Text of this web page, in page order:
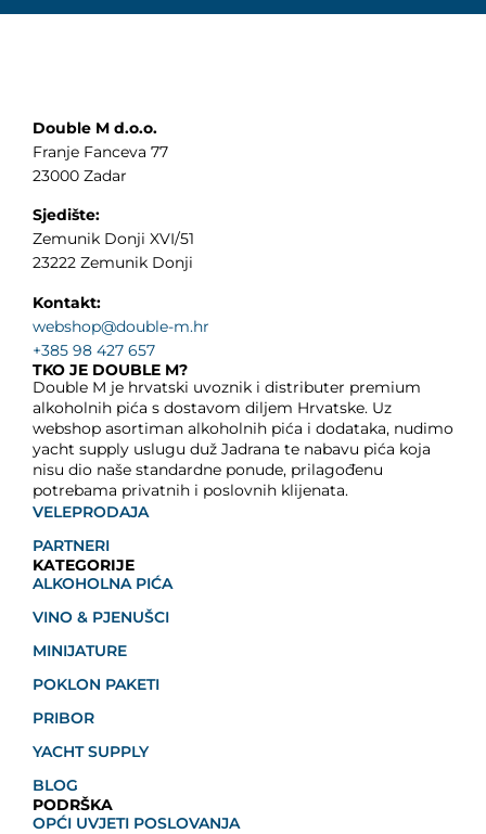
Double M d.o.o.
Franje Fanceva 77
23000 Zadar
Sjedište:
Zemunik Donji XVI/51
23222 Zemunik Donji
Kontakt:
webshop@double-m.hr
+385 98 427 657
TKO JE DOUBLE M?
Double M je hrvatski uvoznik i distributer premium
alkoholnih pića s dostavom diljem Hrvatske. Uz
webshop asortiman alkoholnih pića i dodataka, nudimo
yacht supply uslugu duž Jadrana te nabavu pića koja
nisu dio naše standardne ponude, prilagođenu
potrebama privatnih i poslovnih klijenata.
VELEPRODAJA
PARTNERI
KATEGORIJE
ALKOHOLNA PIĆA
VINO & PJENUŠCI
MINIJATURE
POKLON PAKETI
PRIBOR
YACHT SUPPLY
BLOG
PODRŠKA
OPĆI UVJETI POSLOVANJA